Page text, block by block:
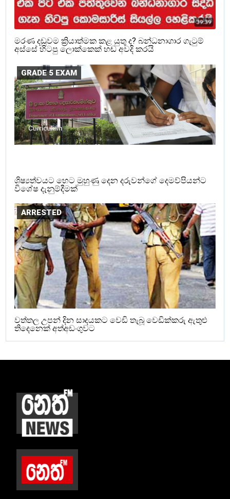
මරණ දඩුවම ක්‍රියාත්මක කළ යුතු ද? බන්ධනාගාර ගැටුම්
අස්සේ හිටපු ලොක්කෙක් හඬ අවදි කරයි
GRADE 5 EXAM
ශිෂ්‍යත්වයට හෙට මුහුණු දෙන දරුවන්ගේ දෙමව්පියන්ට
විශේෂ දැනුම්දීමක්
ARRESTED
වත්තල උපන් දින සාදයකට වෙඩි තැබූ වෙඩික්කරු ඇතුළු
තිදෙනෙක් අත්අඩංගුවට